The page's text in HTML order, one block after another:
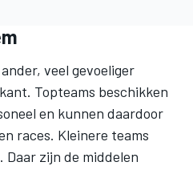
veel gevoeliger
Topteams beschikken
en kunnen daardoor
races. Kleinere teams
Daar zijn de middelen